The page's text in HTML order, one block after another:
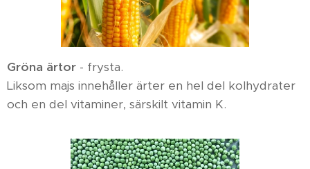
Gröna ärtor - frysta.
Liksom majs innehåller ärter en hel del kolhydrater
och en del vitaminer, särskilt vitamin K.